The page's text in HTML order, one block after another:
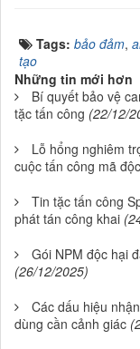
Tags: bảo đảm,
tạo
Những tin mới hơn
Bí quyết bảo vệ
tặc tấn công (22/12/
Lỗ hổng nghiêm
cuộc tấn công mã
Tin tặc tấn công
phát tán công khai
Gói NPM độc hại
(26/12/2025)
Các dấu hiệu
dùng cần cảnh giác